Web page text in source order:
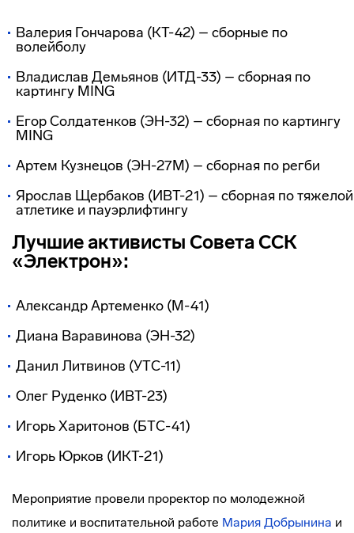
Валерия Гончарова (КТ-42) – сборные по
волейболу
Владислав Демьянов (ИТД-33) – сборная по
картингу MING
Егор Солдатенков (ЭН-32) – сборная по картингу
MING
Артем Кузнецов (ЭН-27М) – сборная по регби
Ярослав Щербаков (ИВТ-21) – сборная по тяжелой
атлетике и пауэрлифтингу
Лучшие активисты Совета ССК
«Электрон»:
Александр Артеменко (М-41)
Диана Варавинова (ЭН-32)
Данил Литвинов (УТС-11)
Олег Руденко (ИВТ-23)
Игорь Харитонов (БТС-41)
Игорь Юрков (ИКТ-21)
Мероприятие провели проректор по молодежной
политике и воспитательной работе Мария Добрынина и